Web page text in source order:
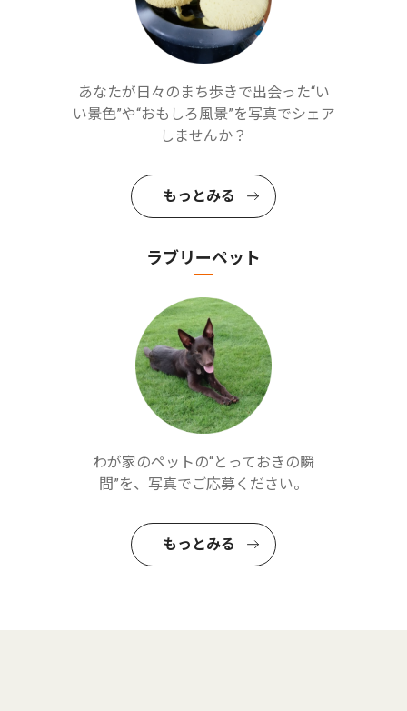
あなたが日々のまち歩きで出会った“い
い景色”や“おもしろ風景”を写真でシェア
しませんか？
もっとみる
ラブリーペット
わが家のペットの“とっておきの瞬
間”を、写真でご応募ください。
もっとみる